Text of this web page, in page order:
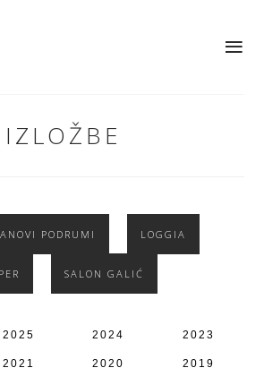
IZLOŽBE
PODRUMI LOGGIA
SALON GALIĆ
2025 2024 2023
2021 2020 2019